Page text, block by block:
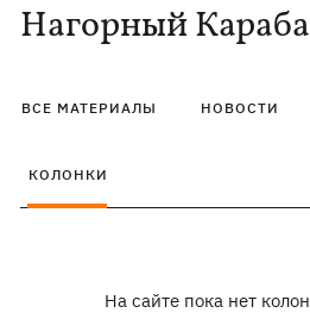
Нагорный
ВСЕ МАТЕРИАЛЫ НОВОСТИ
КОЛОНКИ
На сайте пока нет